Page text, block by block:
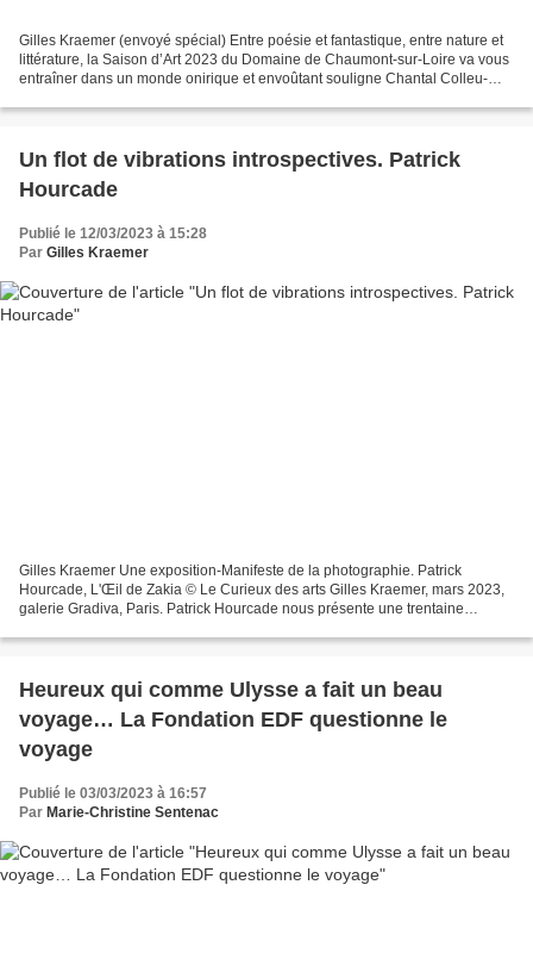
Gilles Kraemer (envoyé spécial) Entre poésie et fantastique, entre nature et
littérature, la Saison d’Art 2023 du Domaine de Chaumont-sur-Loire va vous
entraîner dans un monde onirique et envoûtant souligne Chantal Colleu-
Un flot de vibrations introspectives. Patrick
Hourcade
Publié le 12/03/2023 à 15:28
Par Gilles Kraemer
Gilles Kraemer Une exposition-Manifeste de la photographie. Patrick
Hourcade, L'Œil de Zakia © Le Curieux des arts Gilles Kraemer, mars 2023,
galerie Gradiva, Paris. Patrick Hourcade nous présente une trentaine
Heureux qui comme Ulysse a fait un beau
voyage… La Fondation EDF questionne le
voyage
Publié le 03/03/2023 à 16:57
Par Marie-Christine Sentenac